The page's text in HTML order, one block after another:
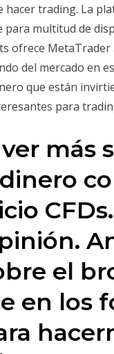
hacer trading. La
multitud de
ofrece MetaTrader
del mercado en
que están
para
más
el
en los